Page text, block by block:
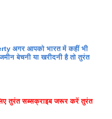
अगर आपको भारत में कहीं भी
बेचनी या खरीदनी है तो तुरंत
तुरंत सब्सक्राइब जरूर करें तुरंत